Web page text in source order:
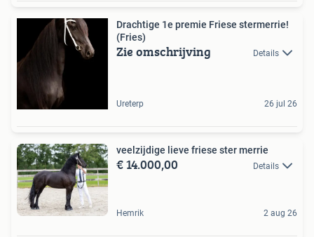
Drachtige 1e premie Friese stermerrie!
(Fries)
Zie omschrijving Details
Ureterp 26 jul 26
veelzijdige lieve friese ster merrie
€ 14.000,00 Details
Hemrik 2 aug 26